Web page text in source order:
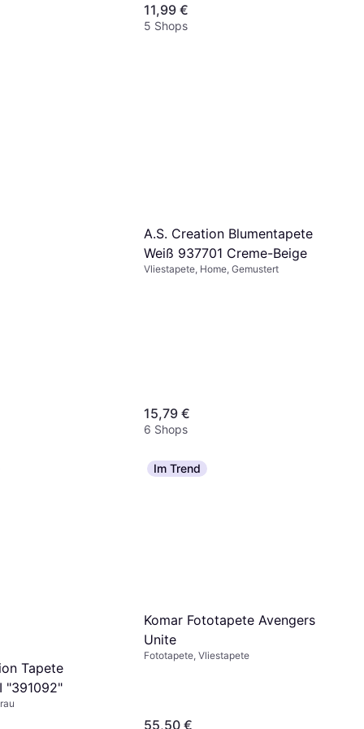
B/L: ca.
€
11,99 €
5 Shops
A.S. Creation Blumentapete
Weiß 937701 Creme-Beige
Vliestapete, Home, Gemustert
15,79 €
6 Shops
Tapete
"391092"
Im Trend
Komar Fototapete Avengers
Unite
Fototapete, Vliestapete
55,50 €